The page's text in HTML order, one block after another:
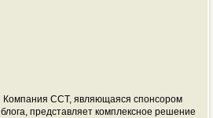
Компания ССТ, являющаяся спонсором
блога, представляет комплексное решение